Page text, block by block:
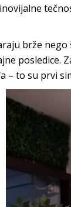
brže
posledice.
– to su prvi